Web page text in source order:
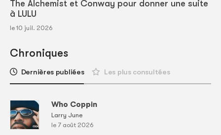
The Alchemist et Conway pour donner une suite
à LULU
le 10 juil. 2026
Chroniques
Dernières publiées Les plus consultées
Who Coppin
Larry June
le 7 août 2026